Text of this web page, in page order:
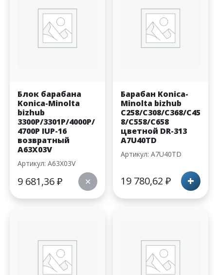
Блок барабана
Konica-Minolta
bizhub
3300P/3301P/4000P/
4700P IUP-16
возвратный
A63X03V
Артикул: A63X03V
9 681,36₽ ✕
Барабан Konica-
Minolta bizhub
C258/C308/C368/C45
8/C558/C658
цветной DR-313
A7U40TD
Артикул: A7U40TD
19 780,62 ₽ +